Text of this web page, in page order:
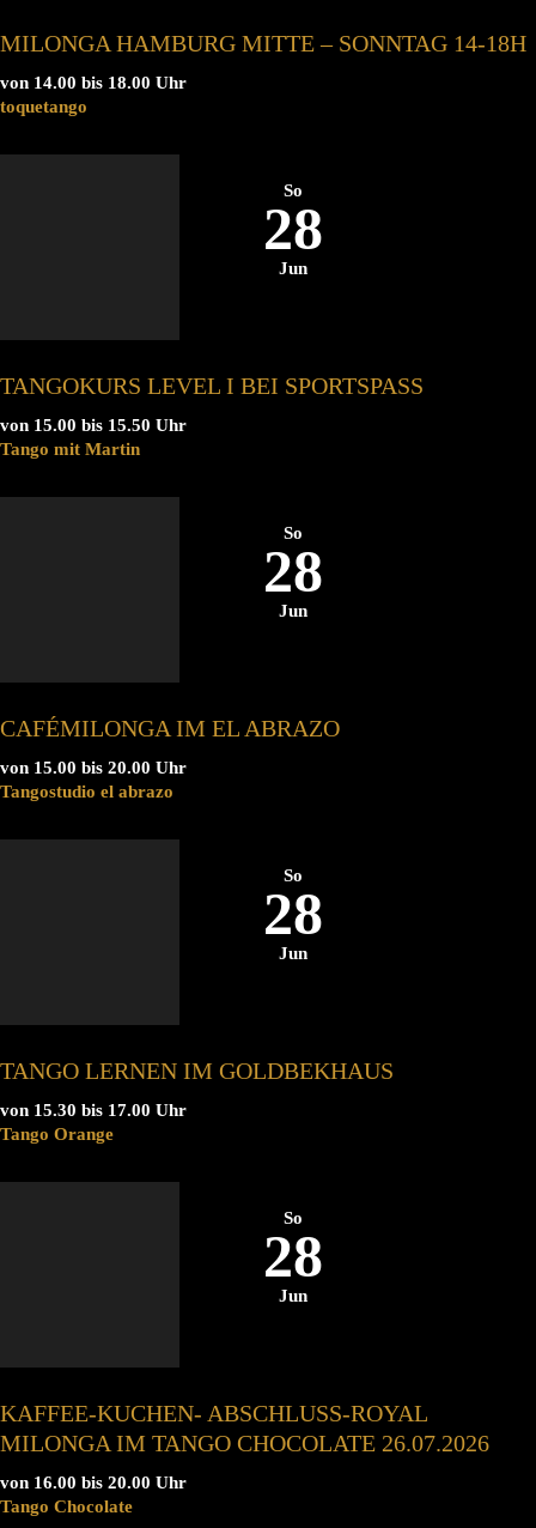
MILONGA HAMBURG MITTE – SONNTAG 14-18H
von 14.00 bis 18.00 Uhr
toquetango
So
28
Jun
TANGOKURS LEVEL I BEI SPORTSPASS
von 15.00 bis 15.50 Uhr
Tango mit Martin
So
28
Jun
CAFÉMILONGA IM EL ABRAZO
von 15.00 bis 20.00 Uhr
Tangostudio el abrazo
So
28
Jun
TANGO LERNEN IM GOLDBEKHAUS
von 15.30 bis 17.00 Uhr
Tango Orange
So
28
Jun
KAFFEE-KUCHEN- ABSCHLUSS-ROYAL
MILONGA IM TANGO CHOCOLATE 26.07.2026
von 16.00 bis 20.00 Uhr
Tango Chocolate